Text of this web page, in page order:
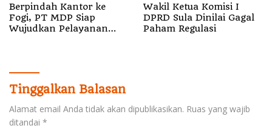
Berpindah Kantor ke
Fogi, PT MDP Siap
Wujudkan Pelayanan
Wakil Ketua Komisi I
DPRD Sula Dinilai Gagal
Paham Regulasi
Tinggalkan Balasan
Alamat email Anda tidak akan dipublikasikan. Ruas yang wajib
ditandai *